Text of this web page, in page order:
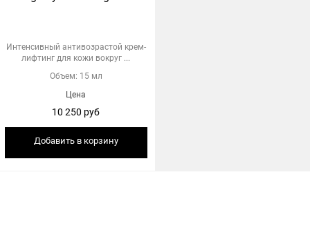
Интенсивный антивозрастой крем-
лифтинг для кожи вокруг ...
Объем: 15 мл
Цена
10 250 руб
Добавить в корзину